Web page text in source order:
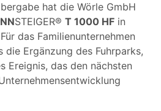
hat die Wörle GmbH
STEIGER® T 1000 HF in
das Familienunternehmen
Ergänzung des Fuhrparks,
Ereignis, das den nächsten